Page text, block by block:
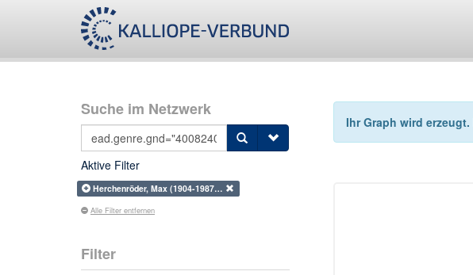
Suche im Netzwerk
Aktive Filter
Herchenröder, Max (1904-1987…
Alle Filter entfernen
Filter
Ihr Graph wird erzeugt.